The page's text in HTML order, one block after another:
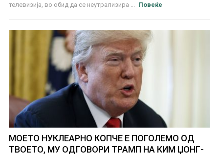
телевизија, во обид да се неутрализира ...
Повеќе
МОЕТО НУКЛЕАРНО КОПЧЕ Е ПОГОЛЕМО ОД
ТВОЕТО, МУ ОДГОВОРИ ТРАМП НА КИМ ЏОНГ-